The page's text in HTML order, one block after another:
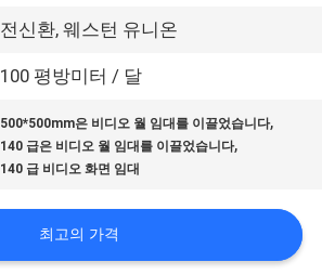
전신환, 웨스턴 유니온
100 평방미터 / 달
500*500mm은 비디오 월 임대를 이끌었습니다,
140 급은 비디오 월 임대를 이끌었습니다,
140 급 비디오 화면 임대
최고의 가격